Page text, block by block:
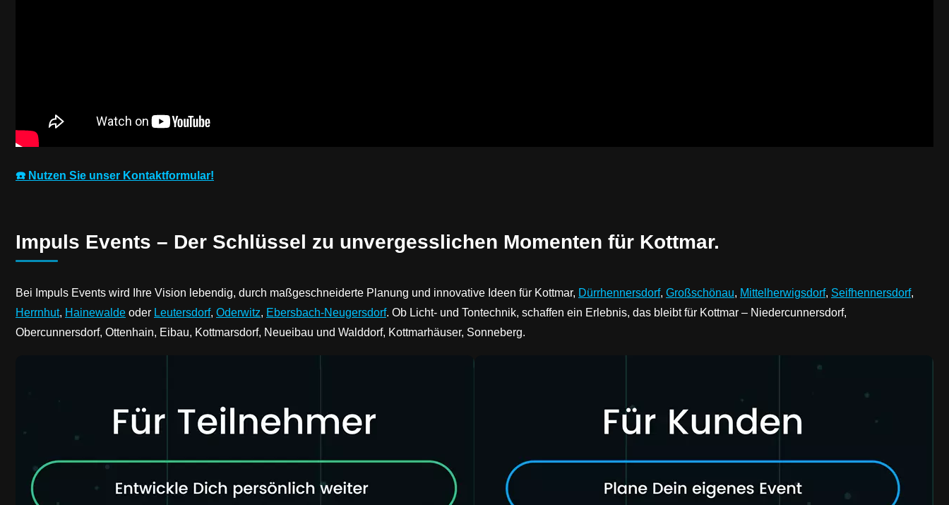
☎️ Nutzen Sie unser Kontaktformular!
Impuls Events – Der Schlüssel zu unvergesslichen Momenten für Kottmar.
Bei Impuls Events wird Ihre Vision lebendig, durch maßgeschneiderte Planung und innovative Ideen für Kottmar, Dürrhennersdorf, Großschönau, Mittelherwigsdorf, Seifhennersdorf,
Herrnhut, Hainewalde oder Leutersdorf, Oderwitz, Ebersbach-Neugersdorf. Ob Licht- und Tontechnik, schaffen ein Erlebnis, das bleibt für Kottmar – Niedercunnersdorf,
Obercunnersdorf, Ottenhain, Eibau, Kottmarsdorf, Neueibau und Walddorf, Kottmarhäuser, Sonneberg.